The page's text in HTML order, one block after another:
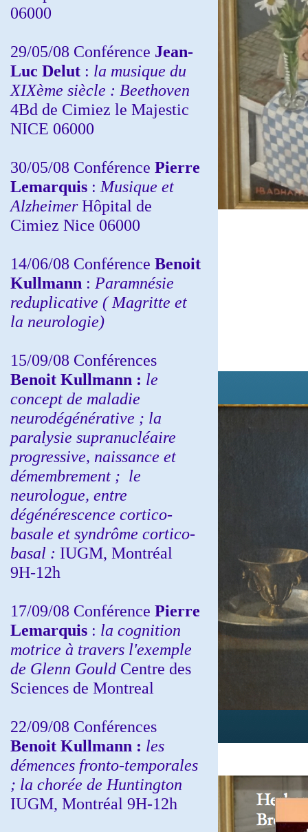
06000
29/05/08 Conférence Jean-
Luc Delut : la musique du
XIXème siècle : Beethoven
4Bd de Cimiez le Majestic
NICE 06000
30/05/08 Conférence Pierre
Lemarquis : Musique et
AlzheimerHôpital de
Cimiez Nice 06000
14/06/08 Conférence Benoit
Kullmann : Paramnésie
reduplicative ( Magritte et
la neurologie)
15/09/08 Conférences
Benoit Kullmann : le
concept de maladie
neurodégénérative ; la
paralysie supranucléaire
progressive, naissance et
démembrement ; le
neurologue, entre
dégénérescence cortico-
basale et syndrôme cortico-
basal : IUGM, Montréal
9H-12h
17/09/08 Conférence Pierre
Lemarquis : la cognition
motrice à travers l'exemple
de Glenn Gould Centre des
Sciences de Montreal
22/09/08 Conférences
Benoit Kullmann : les
démences fronto-temporales
; la chorée de Huntington
IUGM, Montréal 9H-12h